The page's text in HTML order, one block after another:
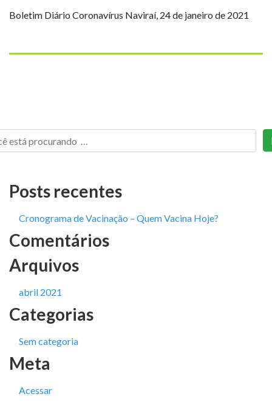
Boletim Diário Coronavírus Naviraí, 24 de janeiro de 2021
Posts recentes
Cronograma de Vacinação – Quem Vacina Hoje?
Comentários
Arquivos
abril 2021
Categorias
Sem categoria
Meta
Acessar